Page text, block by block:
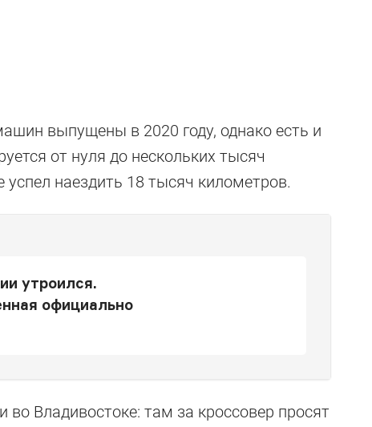
выпущены в 2020 году, однако есть и
от нуля до нескольких тысяч
успел наездить 18 тысяч километров.
утроился.
официально
Владивостоке: там за кроссовер просят